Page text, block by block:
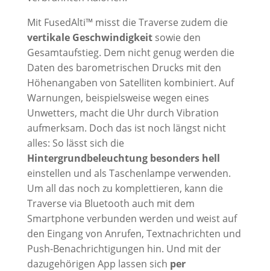
Mit FusedAlti™ misst die Traverse zudem die
vertikale Geschwindigkeitsowie den
Gesamtaufstieg. Dem nicht genug werden die
Daten des barometrischen Drucks mit den
Höhenangaben von Satelliten kombiniert. Auf
Warnungen, beispielsweise wegen eines
Unwetters, macht die Uhr durch Vibration
aufmerksam. Doch das ist noch längst nicht
alles: So lässt sich die
Hintergrundbeleuchtung besonders hell
einstellen und als Taschenlampe verwenden.
Um all das noch zu komplettieren, kann die
Traverse via Bluetooth auch mit dem
Smartphone verbunden werden und weist auf
den Eingang von Anrufen, Textnachrichten und
Push-Benachrichtigungen hin. Und mit der
dazugehörigen App lassen sich per